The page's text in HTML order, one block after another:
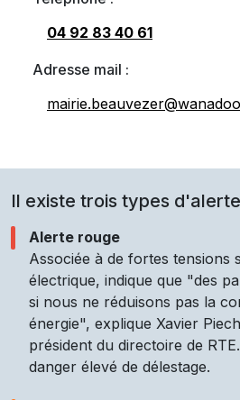
04 92 83 40 61
Adresse mail :
Il existe trois types
Alerte rouge
Associée à de fortes tensions
électrique, indique que "des
si nous ne réduisons pas la
énergie", explique Xavier
président du directoire de
danger élevé de délestage.